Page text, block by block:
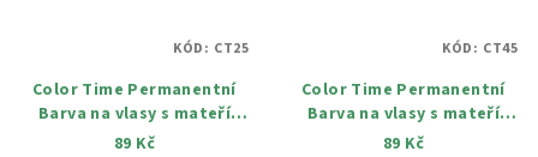
Color Time Permanentní
Barva na vlasy s mateří
kašičkou 25 Kaštan 100 ml
89 Kč
KÓD: CT25
Color Time Permanentní
Barva na vlasy s mateří
kašičkou 45 Višeň 100 ml
89 Kč
KÓD: CT45